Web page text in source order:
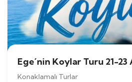
Ege´nin Koylar Turu 21-23
Konaklamalı Turlar